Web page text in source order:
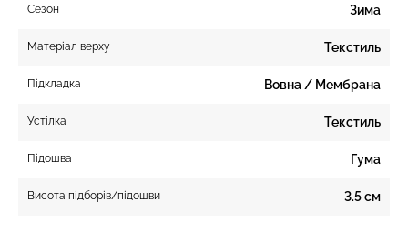
Сезон Зима
Матеріал верху Текстиль
Підкладка Вовна / Мембрана
Устілка Текстиль
Підошва Гума
Висота підборів/підошви 3.5 см